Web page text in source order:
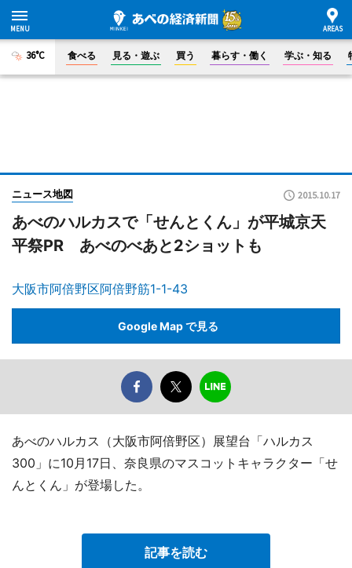
36°C 食べる 見る・遊ぶ 買う 暮らす・働く 学ぶ・知る
ニュース地図 2015.10.17
あべのハルカスで「せんとくん」が平城京天
平祭PR あべのべあと2ショットも
大阪市阿倍野区阿倍野筋1-1-43
Google Map で見る
あべのハルカス（大阪市阿倍野区）展望台「ハルカス
300」に10月17日、奈良県のマスコットキャラクター「せ
んとくん」が登場した。
記事を読む